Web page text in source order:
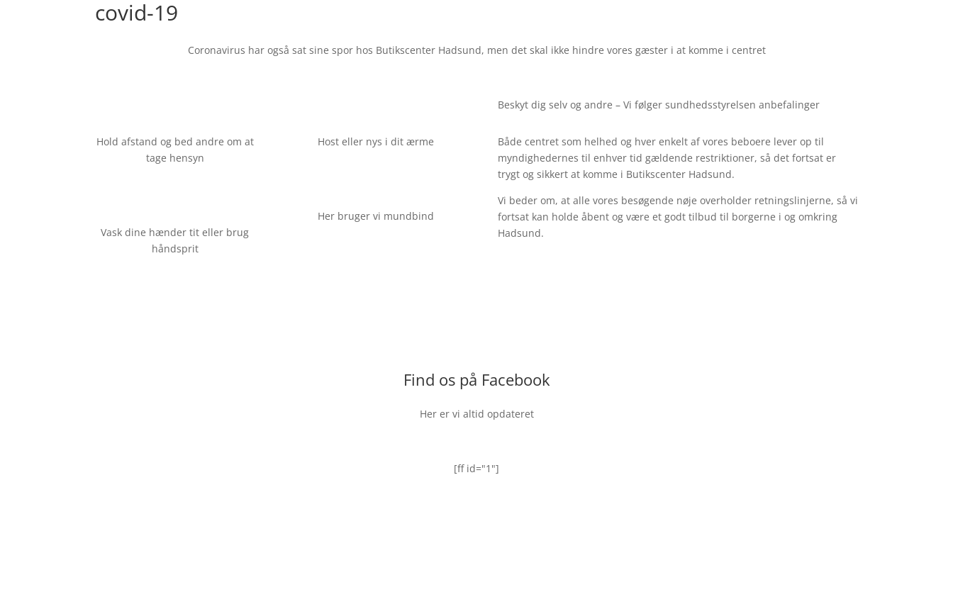
covid-19
Coronavirus har også sat sine spor hos Butikscenter Hadsund, men det skal ikke hindre vores gæster i at komme i centret
Hold afstand og bed andre om at
tage hensyn
Vask dine hænder tit eller brug
håndsprit
Host eller nys i dit ærme
Her bruger vi mundbind
Beskyt dig selv og andre – Vi følger sundhedsstyrelsen anbefalinger
Både centret som helhed og hver enkelt af vores beboere lever op til
myndighedernes til enhver tid gældende restriktioner, så det fortsat er
trygt og sikkert at komme i Butikscenter Hadsund.
Vi beder om, at alle vores besøgende nøje overholder retningslinjerne, så vi
fortsat kan holde åbent og være et godt tilbud til borgerne i og omkring
Hadsund.
Find os på Facebook
Her er vi altid opdateret
[ff id="1"]